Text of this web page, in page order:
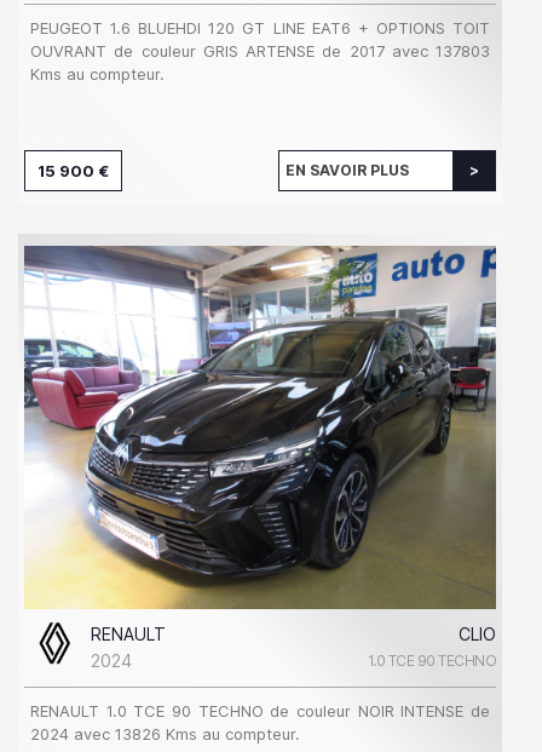
PEUGEOT 1.6 BLUEHDI 120 GT LINE EAT6 + OPTIONS TOIT
OUVRANT de couleur GRIS ARTENSE de 2017 avec 137803
Kms au compteur.
15 900 € EN SAVOIR PLUS
RENAULT
CLIO
2024
1.0 TCE 90 TECHNO
RENAULT 1.0 TCE 90 TECHNO de couleur NOIR INTENSE de
2024 avec 13826 Kms au compteur.